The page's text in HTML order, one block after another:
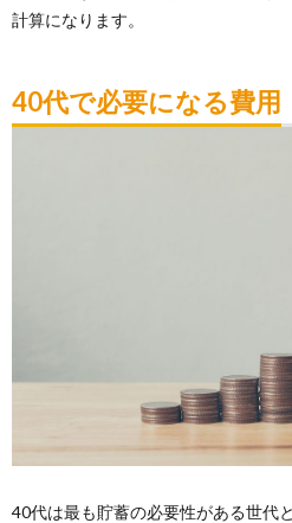
計算になります。
40代で必要になる費用
40代は最も貯蓄の必要性がある世代